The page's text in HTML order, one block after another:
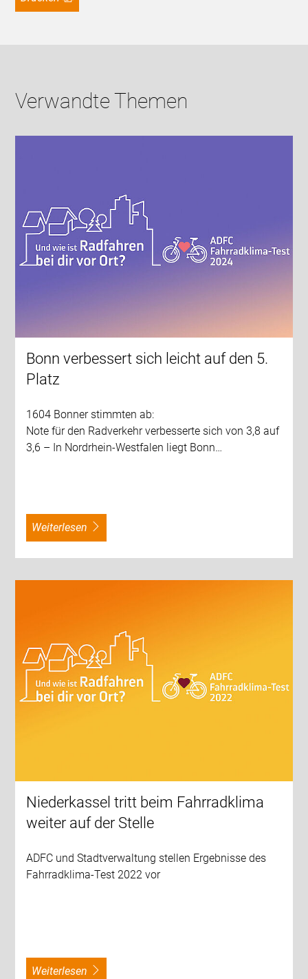
Verwandte Themen
Bonn verbessert sich leicht auf den 5.
Platz
1604 Bonner stimmten ab:
Note für den Radverkehr verbesserte sich von 3,8 auf
3,6 – In Nordrhein-Westfalen liegt Bonn…
weiterlesen
Niederkassel tritt beim Fahrradklima
weiter auf der Stelle
ADFC und Stadtverwaltung stellen Ergebnisse des
Fahrradklima-Test 2022 vor
weiterlesen